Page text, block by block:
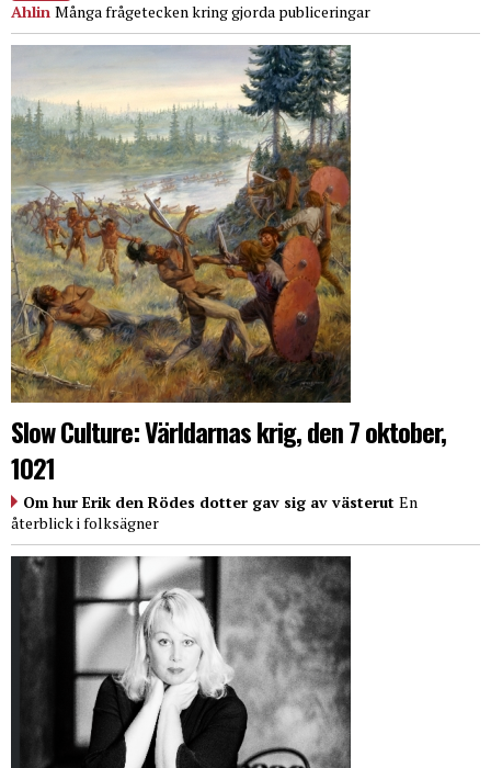
Ahlin Många frågetecken kring gjorda publiceringar
Slow Culture: Världarnas krig, den 7 oktober,
1021
Om hur Erik den Rödes dotter gav sig av västerut En
återblick i folksägner